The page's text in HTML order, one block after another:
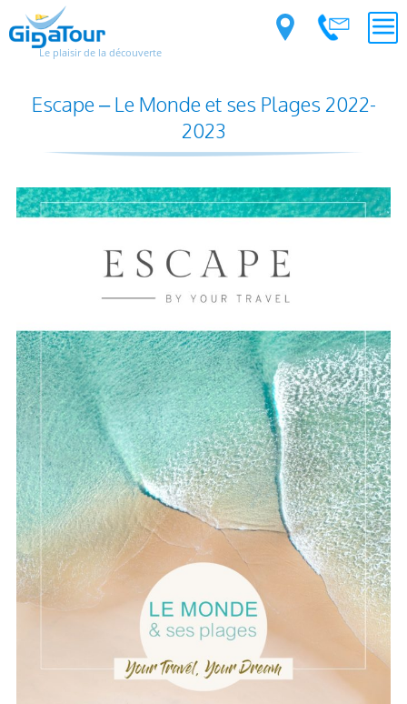
Le plaisir de la découverte
Escape – Le Monde et ses Plages 2022-
2023